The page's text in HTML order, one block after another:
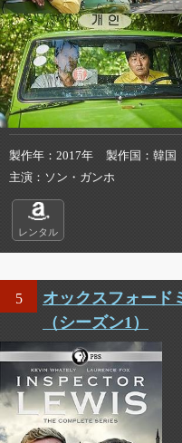
製作年 2017年 製作国 韓国
主演
ソン・ガンホ
レンタル
5
オックスフォー
（シーズン1）